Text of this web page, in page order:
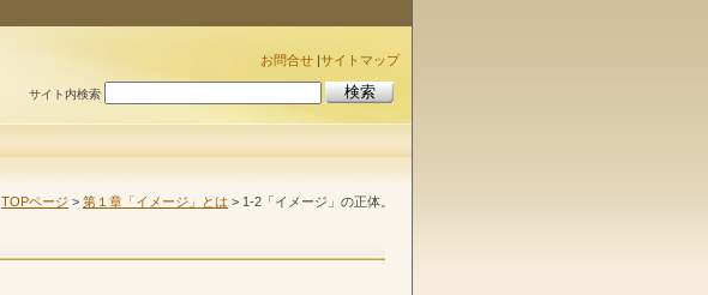
お問合せ |サイトマップ
サイト内検索
TOPページ > 第１章「イメージ」とは > 1-2「イメージ」の正体。